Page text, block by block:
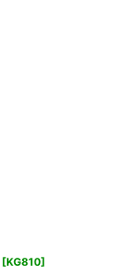
[KG810]